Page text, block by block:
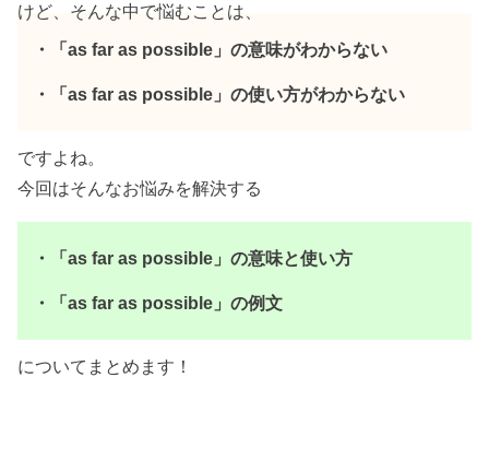
けど、そんな中で悩むことは、
・「as far as possible」の意味がわからない
・「as far as possible」の使い方がわからない
ですよね。
今回はそんなお悩みを解決する
・「as far as possible」の意味と使い方
・「as far as possible」の例文
についてまとめます！